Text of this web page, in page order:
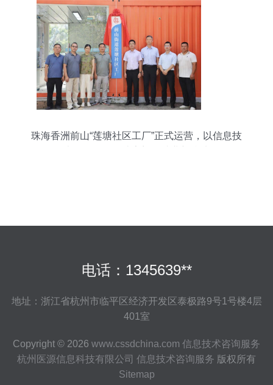
珠海香洲前山“莲塘社区工厂”正式运营，以信息技
电话：1345639**
地址：浙江省杭州市临平区经济开发区泰极路9号1号楼4层
401室
Copyright © 2026 www.cssdchina.com 信息技术咨询服务
杭州医源信息科技有限公司 信息技术咨询服务 版权所有
Sitemap